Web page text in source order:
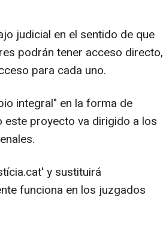
judicial en el sentido de que
podrán tener acceso directo,
para cada uno.
integral" en la forma de
proyecto va dirigido a los
y sustituirá
funciona en los juzgados